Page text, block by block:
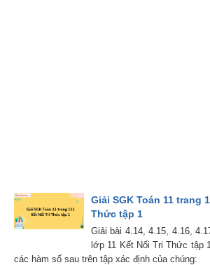
Giải SGK Toán 11 trang
Thức tập 1
Giải bài 4.14, 4.15, 4.16,
lớp 11 Kết Nối Tri Thức tập
các hàm số sau trên tập xác định của chúng: